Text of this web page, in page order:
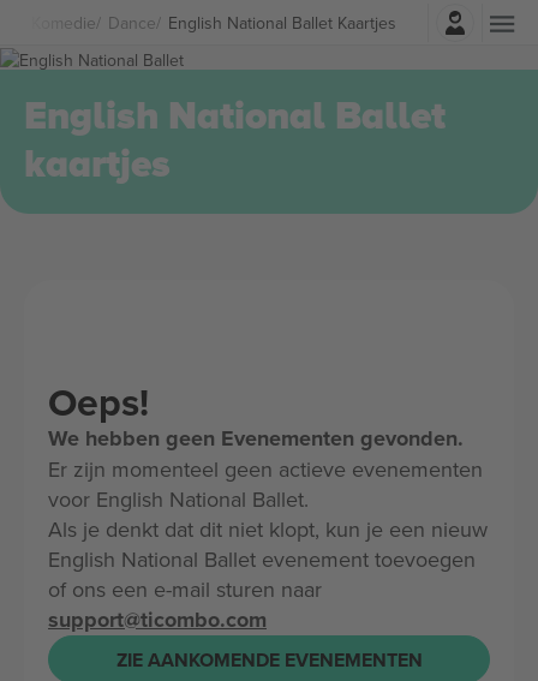
& Komedie Dance English National Ballet Kaartjes
Log in
English National Ballet
kaartjes
Oeps!
We hebben geen Evenementen gevonden.
Er zijn momenteel geen actieve evenementen
voor English National Ballet.
Als je denkt dat dit niet klopt, kun je een nieuw
English National Ballet evenement toevoegen
of ons een e-mail sturen naar
support@ticombo.com
ZIE AANKOMENDE EVENEMENTEN